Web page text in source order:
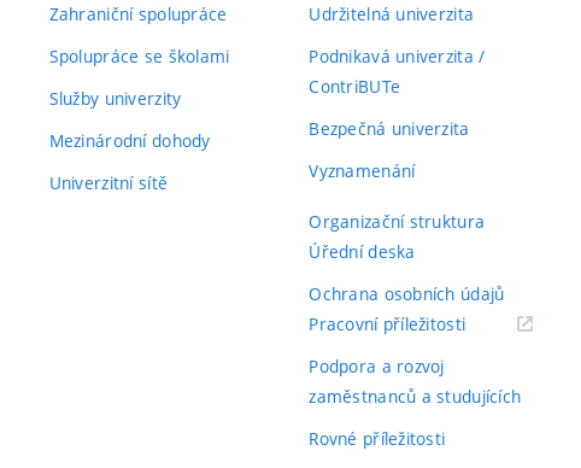
Zahraniční spolupráce
Spolupráce se školami
Služby univerzity
Mezinárodní dohody
Univerzitní sítě
Udržitelná univerzita
Podnikavá univerzita /
ContriBUTe
Bezpečná univerzita
Vyznamenání
Organizační struktura
Úřední deska
Ochrana osobních údajů
Pracovní příležitosti(externí
Podpora a rozvoj
zaměstnanců a studujících
Rovné příležitosti